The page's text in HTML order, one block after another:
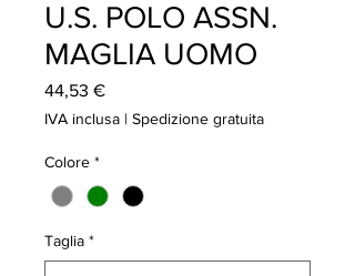
U.S. POLO ASSN.
MAGLIA UOMO
44,53 €Prezzo
IVA inclusa | Spedizione gratuita
Colore *
Taglia *